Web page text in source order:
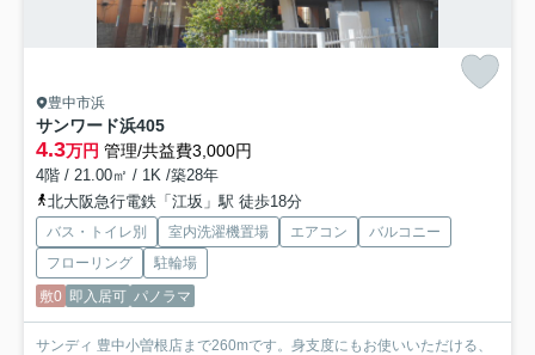
豊中市浜
サンワード浜405
4.3万円 管理/共益費3,000円
4階 / 21.00㎡ / 1K /築28年
北大阪急行電鉄「江坂」駅 徒歩18分
バス・トイレ別 室内洗濯機置場 エアコン
バルコニー
フローリング
駐輪場
敷0 即入居可 パノラマ
サンディ 豊中小曽根店まで260mです。身支度にもお使いいただける、